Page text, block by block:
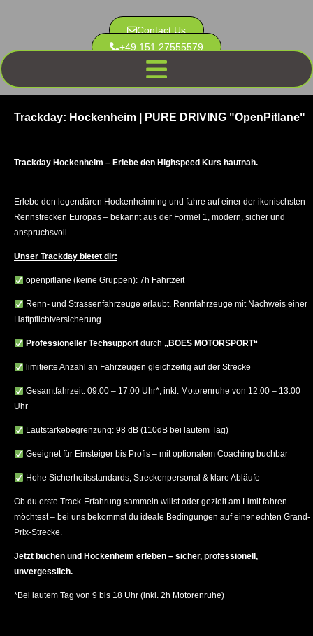
Contact Us
+49 151 27555579
Trackday: Hockenheim | PURE DRIVING "OpenPitlane"
Trackday Hockenheim – Erlebe den Highspeed Kurs hautnah.
Erlebe den legendären Hockenheimring und fahre auf einer der ikonischsten
Rennstrecken Europas – bekannt aus der Formel 1, modern, sicher und
anspruchsvoll.
Unser Trackday bietet dir:
openpitlane (keine Gruppen): 7h Fahrtzeit
Renn- und Strassenfahrzeuge erlaubt. Rennfahrzeuge mit Nachweis einer
Haftpflichtversicherung
Professioneller Techsupportdurch „BOES MOTORSPORT“
limitierte Anzahl an Fahrzeugen gleichzeitig auf der Strecke
Gesamtfahrzeit: 09:00 – 17:00 Uhr*, inkl. Motorenruhe von 12:00 – 13:00
Uhr
Lautstärkebegrenzung: 98 dB (110dB bei lautem Tag)
Geeignet für Einsteiger bis Profis– mit optionalem Coaching buchbar
Hohe Sicherheitsstandards, Streckenpersonal & klare Abläufe
Ob du erste Track-Erfahrung sammeln willst oder gezielt am Limit fahren
möchtest – bei uns bekommst du ideale Bedingungen auf einer echten Grand-
Prix-Strecke.
Jetzt buchen und Hockenheim erleben – sicher, professionell,
unvergesslich.
*Bei lautem Tag von 9 bis 18 Uhr (inkl. 2h Motorenruhe)